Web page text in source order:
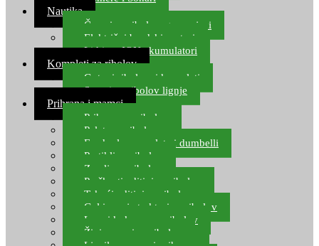
Nautika
Čamci za ribolov, gumenjaci
Električni brodski motori
Lithium ION akumulatori
Kompleti za ribolov
Gotovi ribolovni kompleti
Setovi za ribolov lignje
Prihrana i mamci
Prihrana za ribolov
Pelete za ribolov
Feeder lovne pelete i dumbelli
Partikli za ribolov
Zemlja za ribolov
Praškasti aditivi za ribolov
Tekući aditivi za ribolov
Gel i sprej atraktori za ribolov
Lovni kukuruz za ribolov
Živi mamci za ribolov